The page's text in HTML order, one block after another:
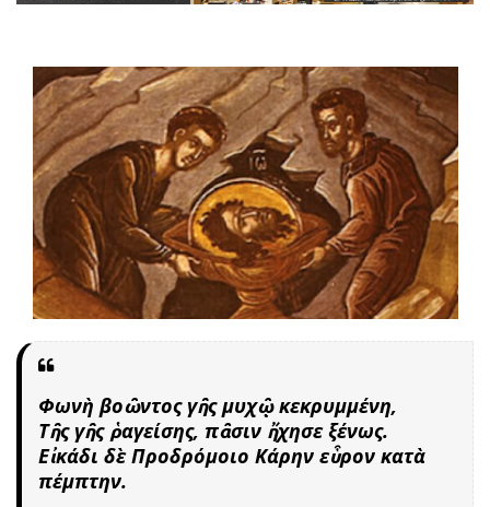
Φωνὴ βοῶντος γῆς μυχῷ κεκρυμμένη,
Τῆς γῆς ῥαγείσης, πᾶσιν ἤχησε ξένως.
Εἰκάδι δὲ Προδρόμοιο Κάρην εὗρον κατὰ
πέμπτην.